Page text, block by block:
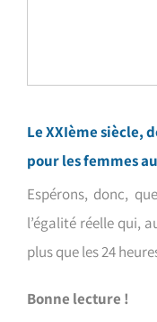
Le XXIème siècle,
pour les femmes
Espérons, donc,
l’égalité réelle qui,
plus que les 24
Bonne lecture !